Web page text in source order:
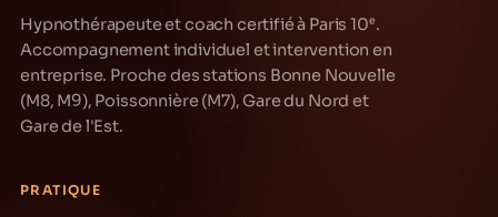
Hypnothérapeute et coach certifié à Paris 10ᵉ.
Accompagnement individuel et intervention en
entreprise. Proche des stations Bonne Nouvelle
(M8, M9), Poissonnière (M7), Gare du Nord et
Gare de l'Est.
PRATIQUE